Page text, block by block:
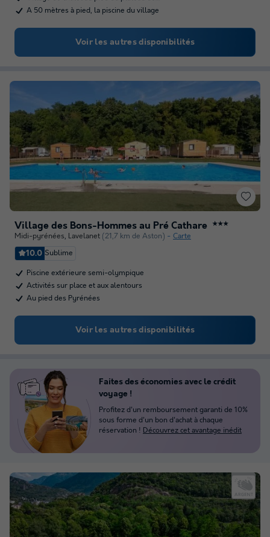
A 50 mètres à pied, la piscine du village
Voir les autres disponibilités
Village des Bons-Hommes au Pré Cathare ★★★
Midi-pyrénées, Lavelanet (21,7 km de Aston) Carte
10.0 Sublime
Piscine extérieure semi-olympique
Activités sur place et aux alentours
Au pied des Pyrénées
Voir les autres disponibilités
Faites des économies avec le crédit
voyage !
Profitez d'un remboursement garanti de 10%
sous forme d'un bon d'achat à chaque
réservation ! Découvrez cet avantage inédit